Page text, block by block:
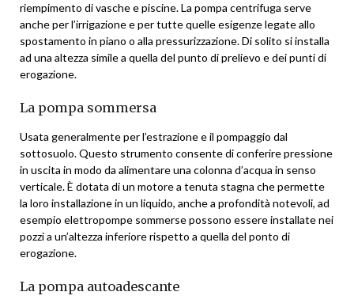
riempimento di vasche e piscine. La pompa centrifuga serve
anche per l’irrigazione e per tutte quelle esigenze legate allo
spostamento in piano o alla pressurizzazione. Di solito si installa
ad una altezza simile a quella del punto di prelievo e dei punti di
erogazione.
La pompa sommersa
Usata generalmente per l’estrazione e il pompaggio dal
sottosuolo. Questo strumento consente di conferire pressione
in uscita in modo da alimentare una colonna d’acqua in senso
verticale. È dotata di un motore a tenuta stagna che permette
la loro installazione in un liquido, anche a profondità notevoli, ad
esempio elettropompe sommerse possono essere installate nei
pozzi a un’altezza inferiore rispetto a quella del ponto di
erogazione.
La pompa autoadescante